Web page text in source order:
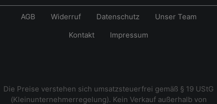
AGB Widerruf Datenschutz
Unser Team
Kontakt
Impressum
Die Preise verstehen sich umsatzsteuerfrei gemäß § 19 UStG
(Kleinunternehmerregelung). Kein Verkauf außerhalb von